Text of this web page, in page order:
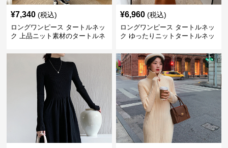
¥7,340 (税込)
ロングワンピース タートルネッ
ク 上品ニット素材のタートルネ
¥6,960 (税込)
ロングワンピース タートルネッ
ク ゆったりニットタートルネッ